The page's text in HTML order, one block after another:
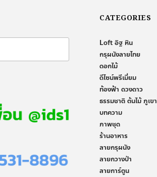
CATEGORIES
Loft อิฐ หิน
กรุผนังลายไทย
ดอกไม้
ดีไซน์พรีเมี่ยม
ท้องฟ้า ดวงดาว
ธรรมชาติ ต้นไม้ ภูเขา
บทความ
ภาพชุด
ร้านอาหาร
ลายกรุผนัง
ลายกวางป่า
ลายการ์ตูน